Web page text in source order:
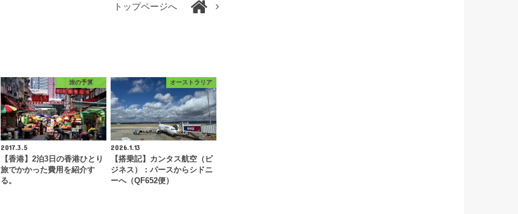
トップページへ
旅の予算
2017.3.5
【香港】2泊3日の香港ひとり
旅でかかった費用を紹介す
る。
オーストラリア
2026.1.13
【搭乗記】カンタス航空（ビ
ジネス）：パースからシドニ
ーへ（QF652便）